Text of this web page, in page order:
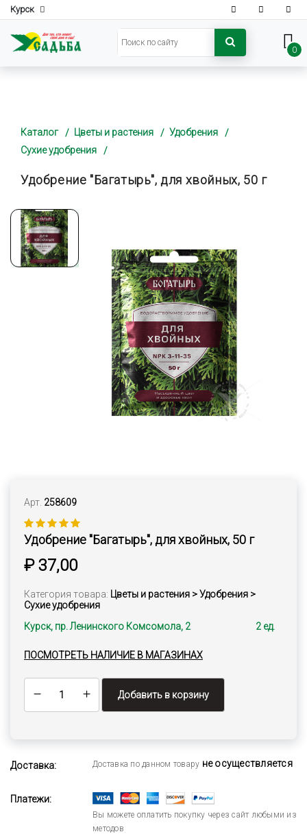
Курск
0
Каталог Цветы и растения
Удобрения
Сухие удобрения
Удобрение "Багатырь", для хвойных, 50 г
Арт. 258609
Удобрение "Багатырь", для хвойных, 50 г
₽ 37,00
Категория товара: Цветы и растения > Удобрения >
Сухие удобрения
Курск, пр. Ленинского Комсомола, 2
2 ед.
ПОСМОТРЕТЬ НАЛИЧИЕ В МАГАЗИНАХ
Добавить в корзину
Доставка: Доставка по данном товару не осуществляется
Платежи:
Вы можете оплатить покупку через сайт любыми из
методов